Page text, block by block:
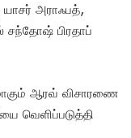
அராஃபத்,
சந்தோஷ் பிரதாப்
ஆரவ் விசாரணை
வெளிப்படுத்தி